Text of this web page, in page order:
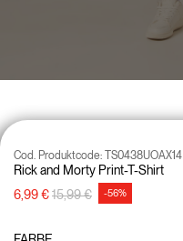
Rick and Morty Print-T-Shirt
Cod. Produktcode: TS0438UOAX14
6,99 €Preisreduzierung von
15,99 €auf-56%